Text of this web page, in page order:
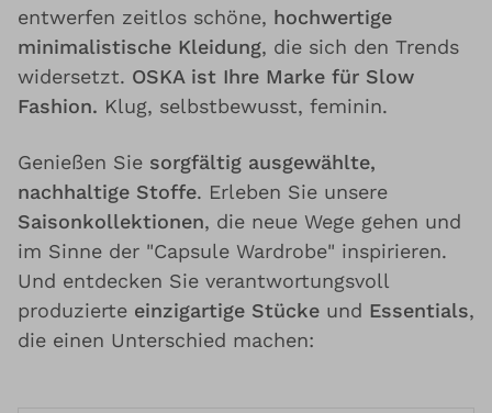
entwerfen zeitlos schöne, hochwertige
minimalistische Kleidung, die sich den Trends
widersetzt. OSKA ist Ihre Marke für Slow
Fashion. Klug, selbstbewusst, feminin.
Genießen Sie sorgfältig ausgewählte,
nachhaltige Stoffe. Erleben Sie unsere
Saisonkollektionen, die neue Wege gehen und
im Sinne der "Capsule Wardrobe" inspirieren.
Und entdecken Sie verantwortungsvoll
produzierte einzigartige Stücke und Essentials,
die einen Unterschied machen: